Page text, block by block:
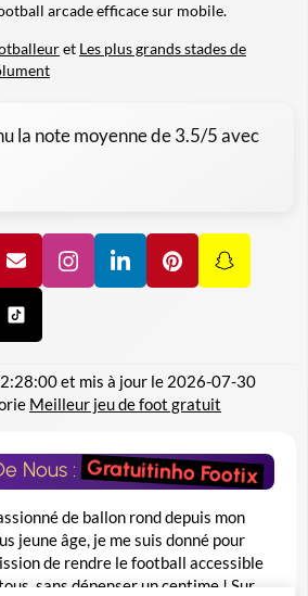
arcade efficace sur mobile.
et Les plus grands stades de
la note moyenne de3.5/5 avec
et mis à jour le 2026-07-30
Meilleur jeu de foot gratuit
Nous :Gratuitinho Footix
de ballon rond depuis mon
jeune âge, je me suis donné pour
de rendre le football accessible
sans dépenser un centime ! Sur